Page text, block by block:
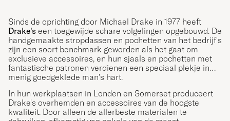
Sinds de oprichting door Michael Drake in 1977 heeft
Drake's een toegewijde schare volgelingen opgebouwd. De
handgemaakte stropdassen en pochetten van het bedrijf's
zijn een soort benchmark geworden als het gaat om
exclusieve accessoires, en hun sjaals en pochetten met
fantastische patronen verdienen een speciaal plekje in
menig goedgeklede man's hart.
In hun werkplaatsen in Londen en Somerset produceert
Drake's overhemden en accessoires van de hoogste
kwaliteit. Door alleen de allerbeste materialen te